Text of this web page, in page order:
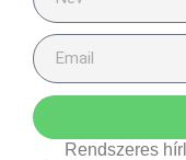
Rendszeres